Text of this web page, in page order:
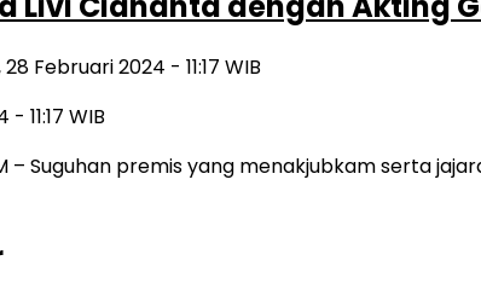
28 Februari 2024 - 11:17 WIB
11:17 WIB
– Suguhan premis yang menakjubkam serta